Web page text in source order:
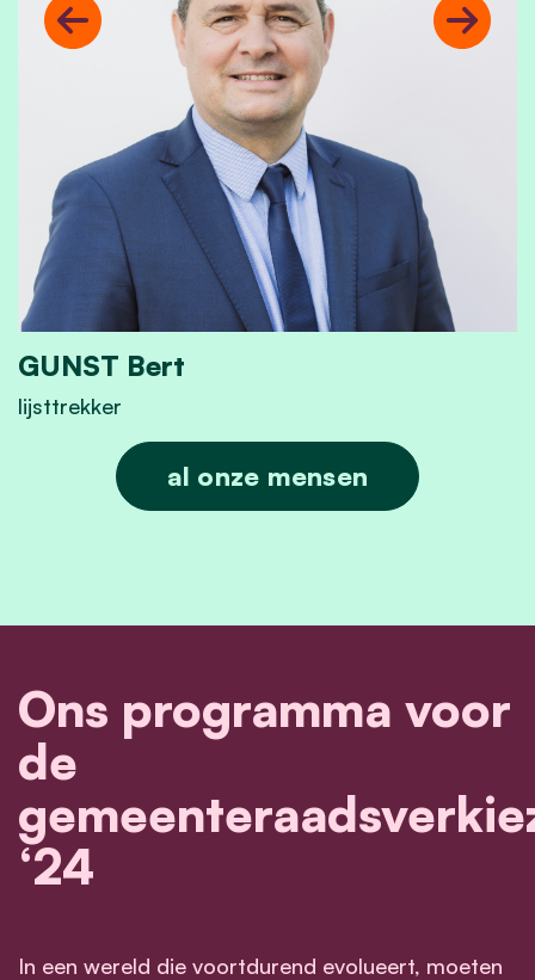
GUNST Bert
lijsttrekker
GUNST Bert
Previous Next
al onze mensen
Ons programma voor
de
‘24
In een wereld die voortdurend evolueert, moeten